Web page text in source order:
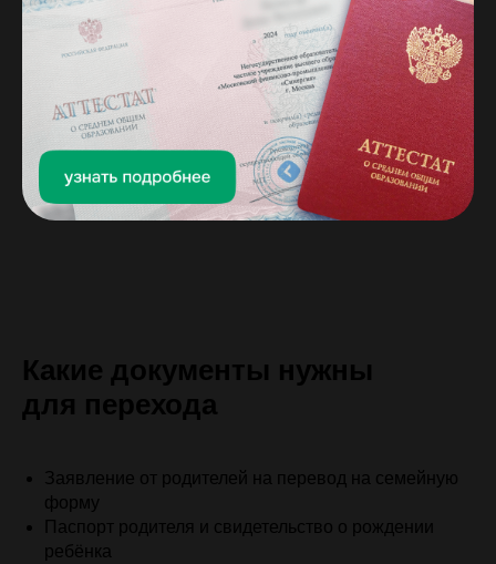
Какие документы нужны
для перехода
Заявление от родителей на перевод на семейную
форму
Паспорт родителя и свидетельство о рождении
ребёнка